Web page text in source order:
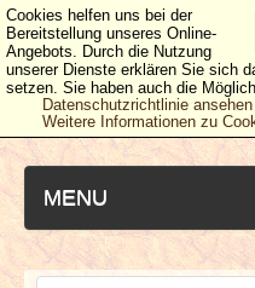
MENU
Cookies helfen uns bei der
Bereitstellung unseres Online-
Angebots. Durch die Nutzung
unserer Dienste erklären Sie sich
setzen. Sie haben auch die
Datenschutzrichtlinie ansehen
Weitere Informationen zu